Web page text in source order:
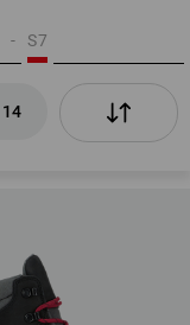
S7
14